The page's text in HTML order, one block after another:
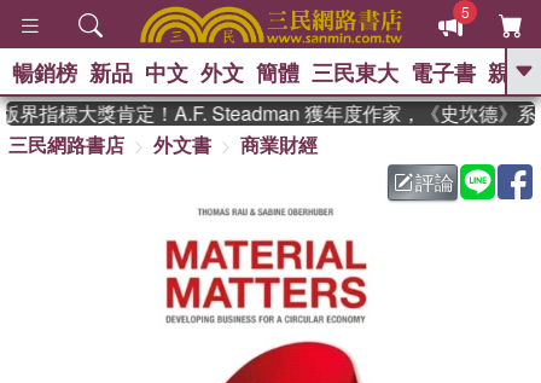
5
GO
熱搜： 東野圭吾
父親節 、 如果歷
暑期推薦 、 國際布克
獎 臺灣漫遊錄
登輝時代 、 數學女孩：黎曼猜想
偉大的迷走神經
暢銷榜 新品 中文 外文 簡體 三民東大 電子書 親子
指標大獎肯定！A.F. Steadman 獲年度作家，《史坎德》系
三民網路書店
外文書
商業財經
評論